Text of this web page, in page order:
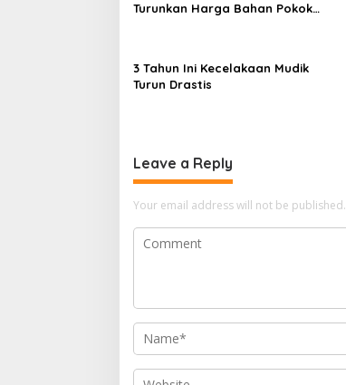
Turunkan Harga Bahan Pokok
3 Tahun Ini Kecelakaan Mudik
Turun Drastis
Leave a Reply
Your email address will not be published.